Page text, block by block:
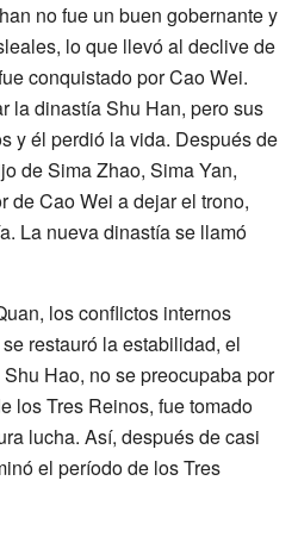
no fue un buen gobernante y
lo que llevó al declive de
conquistado por Cao Wei.
la dinastía Shu Han, pero sus
y él perdió la vida. Después de
de Sima Zhao, Sima Yan,
de Cao Wei a dejar el trono,
La nueva dinastía se llamó
los conflictos internos
restauró la estabilidad, el
Hao, no se preocupaba por
los Tres Reinos, fue tomado
lucha. Así, después de casi
el período de los Tres